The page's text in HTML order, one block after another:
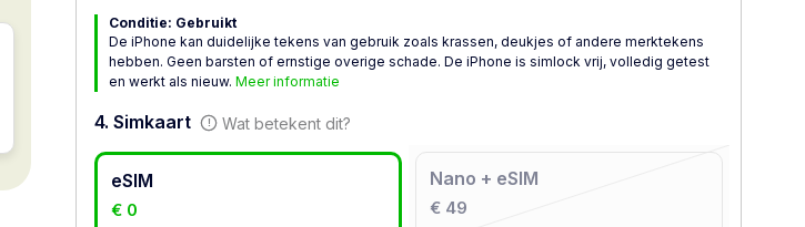
Conditie: Gebruikt
De iPhone kan duidelijke tekens van gebruik zoals krassen, deukjes of andere merktekens
hebben. Geen barsten of ernstige overige schade. De iPhone is simlock vrij, volledig getest
en werkt als nieuw. Meer informatie
4. Simkaart Wat betekent dit?
eSIM
€ 0
Nano + eSIM
€ 49